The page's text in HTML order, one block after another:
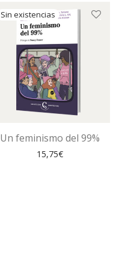
Un feminismo del 99%
15,75€